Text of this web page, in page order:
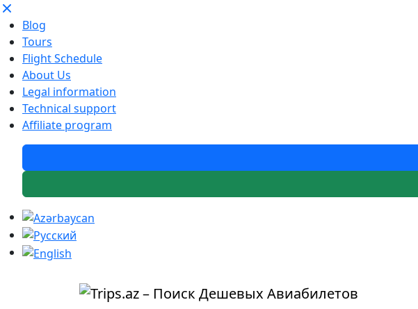
Blog
Tours
Flight Schedule
About Us
Legal information
Technical support
Affiliate program